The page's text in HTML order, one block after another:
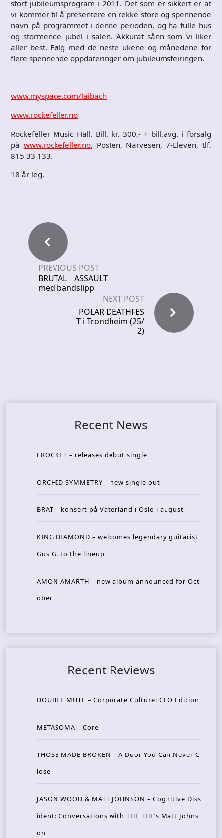
stort jubileumsprogram i 2011. Det som er sikkert er at
vi kommer til å presentere en rekke store og spennende
navn på programmet i denne perioden, og ha fulle hus
og stormende jubel i salen. Akkurat sånn som vi liker
aller best. Følg med de neste ukene og månedene for
flere spennende oppdateringer om jubileumsfeiringen.
www.myspace.com/laibach
www.rockefeller.no
Rockefeller Music Hall. Bill. kr. 300,- + bill.avg. i forsalg
på www.rockefeller.no, Posten, Narvesen, 7-Eleven, tlf.
815 33 133.
18 år leg.
PREVIOUS POST
BRUTAL ASSAULT
med bandslipp
NEXT POST
POLAR DEATHFES
T i Trondheim (25/
2)
Recent News
FROCKET – releases debut single
ORCHID SYMMETRY – new single out
BRAT – konsert på Vaterland i Oslo i august
KING DIAMOND – welcomes legendary guitarist
Gus G. to the lineup
AMON AMARTH – new album announced for Oct
ober
Recent Reviews
DOUBLE MUTE – Corporate Culture: CEO Edition
METASOMA – Core
THOSE MADE BROKEN – A Door You Can Never C
lose
JASON WOOD & MATT JOHNSON – Cognitive Diss
ident: Conversations with THE THE’s Matt Johns
on